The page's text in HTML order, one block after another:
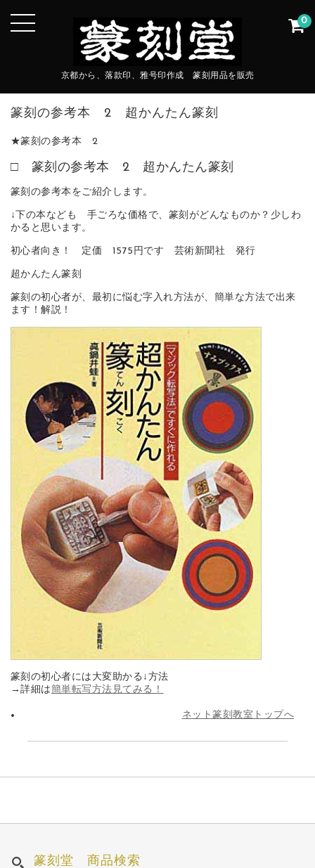
京都から、落款印、雅号印作成 篆刻用品を販売
0
篆刻の参考本 2 超かんたん篆刻
★篆刻の参考本 2
□ 篆刻の参考本 2 超かんたん篆刻
篆刻の参考本をご紹介します。
↓下の本なども 手ごろな価格で、篆刻がどんなものか？少しわ
かると思います。
初心者向き！ 定価 1575円です 芸術新聞社 発行
超かんたん篆刻
篆刻の初心者が、最初に悩む字入れ方法が、簡単な方法で出来
ます！解説！
篆刻の初心者には大変助かる↓方法
→詳細は簡単転写方法見てみる！
ネット篆刻教室トップへ
篆刻堂 商品検索